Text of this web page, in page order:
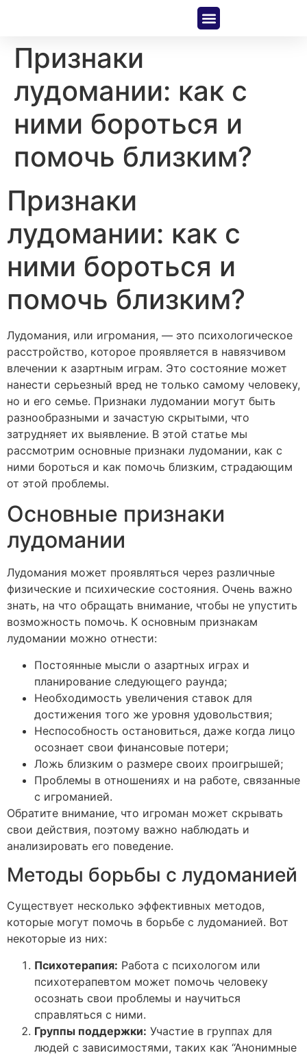
Признаки
лудомании: как с
ними бороться и
помочь близким?
Признаки
лудомании: как с
ними бороться и
помочь близким?
Лудомания, или игромания, — это психологическое
расстройство, которое проявляется в навязчивом
влечении к азартным играм. Это состояние может
нанести серьезный вред не только самому человеку,
но и его семье. Признаки лудомании могут быть
разнообразными и зачастую скрытыми, что
затрудняет их выявление. В этой статье мы
рассмотрим основные признаки лудомании, как с
ними бороться и как помочь близким, страдающим
от этой проблемы.
Основные признаки
лудомании
Лудомания может проявляться через различные
физические и психические состояния. Очень важно
знать, на что обращать внимание, чтобы не упустить
возможность помочь. К основным признакам
лудомании можно отнести:
Постоянные мысли о азартных играх и
планирование следующего раунда;
Необходимость увеличения ставок для
достижения того же уровня удовольствия;
Неспособность остановиться, даже когда лицо
осознает свои финансовые потери;
Ложь близким о размере своих проигрышей;
Проблемы в отношениях и на работе, связанные
с игроманией.
Обратите внимание, что игроман может скрывать
свои действия, поэтому важно наблюдать и
анализировать его поведение.
Методы борьбы с лудоманией
Существует несколько эффективных методов,
которые могут помочь в борьбе с лудоманией. Вот
некоторые из них:
Психотерапия: Работа с психологом или
психотерапевтом может помочь человеку
осознать свои проблемы и научиться
справляться с ними.
Группы поддержки: Участие в группах для
людей с зависимостями, таких как “Анонимные